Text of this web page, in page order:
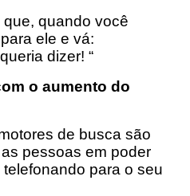
quando você
ele e vá:
dizer! “
o aumento do
de busca são
pessoas em poder
para o seu